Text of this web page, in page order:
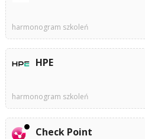
harmonogram szkoleń
HPE
harmonogram szkoleń
Check Point